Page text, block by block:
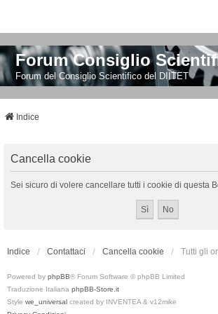
Forum Consiglio
Forum del Consiglio Scientifico del DIITET
Indice
Cancella cookie
Sei sicuro di volere cancellare tutti i cookie di questa
Indice Contattaci Cancella cookie Tutti gli
Powered by phpBB® Forum Software © phpBB Limited
Traduzione Italiana phpBB-Store.it
Style we_universal created by INVENTEA & v12mike